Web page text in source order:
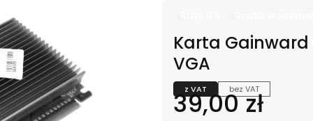
Karta Gainward
VGA
z VAT bez VAT
Cena
39,00 zł